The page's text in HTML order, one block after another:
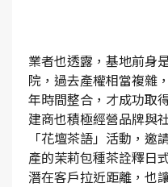
業者也透露，基地前身
院，過去產權相當複雜
年時間整合，才成功取
建商也積極經營品牌與
「花壇茶語」活動，邀
產的茉莉包種茶詮釋日
潛在客戶拉近距離，也